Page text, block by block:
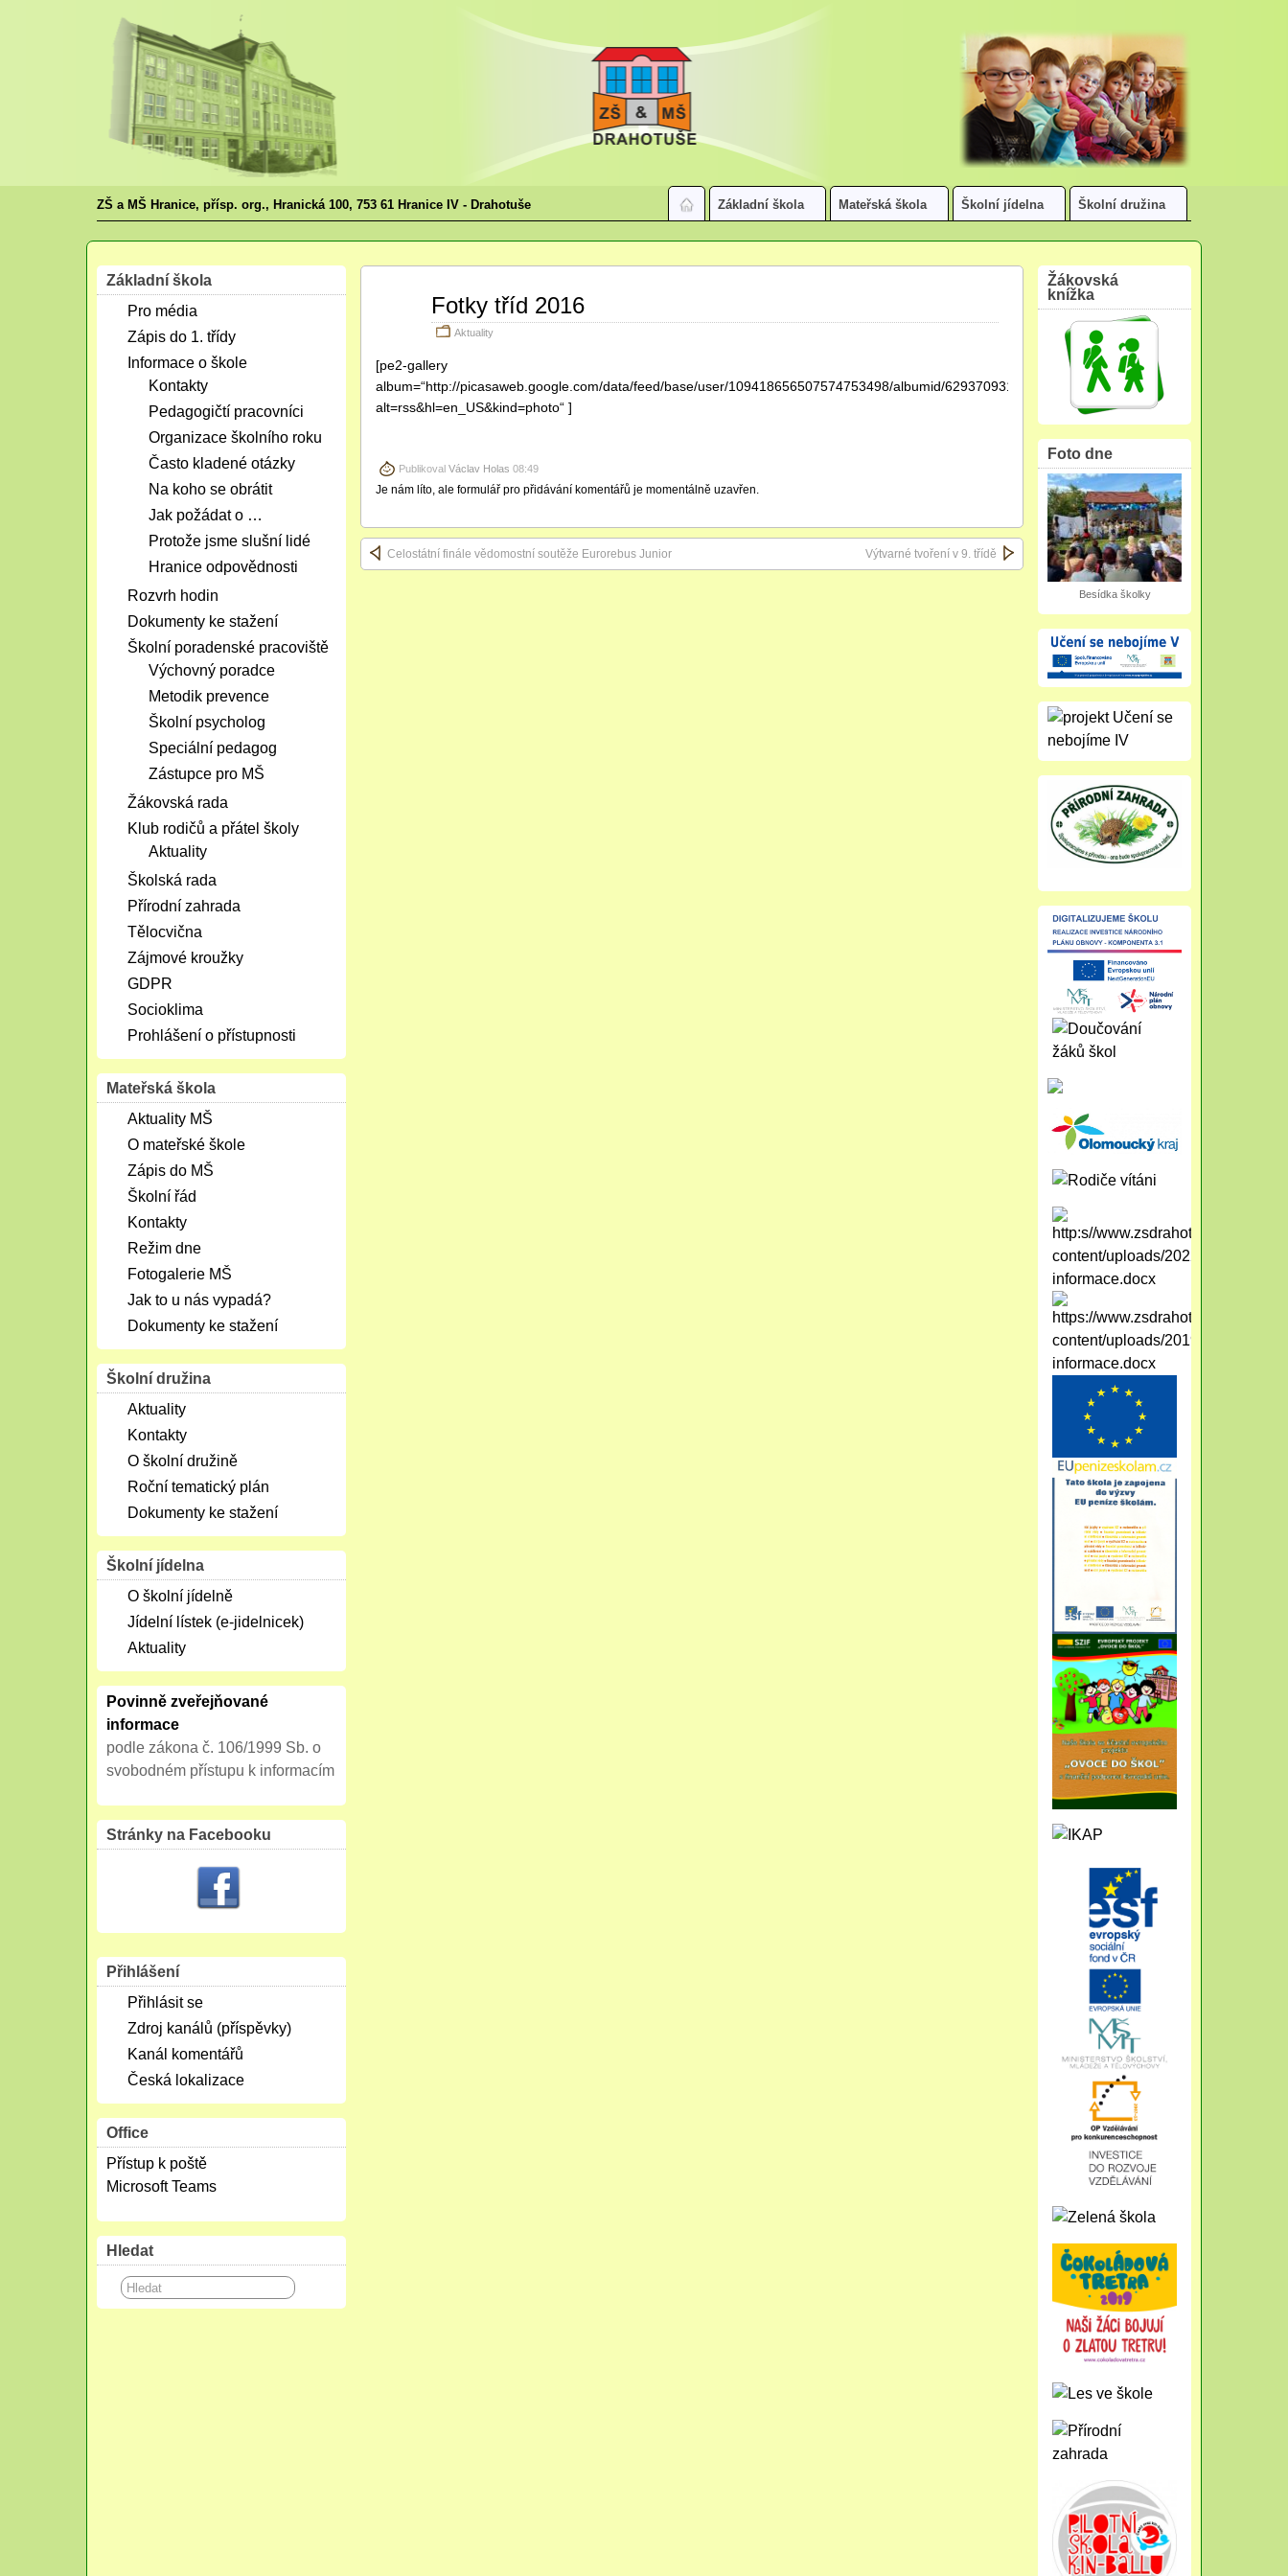
ZŠ a MŠ Hranice, přísp. org., Hranická 100, 753 61 Hranice IV - Drahotuše Základní škola Mateřská škola Školní jídelna Školní družina
Fotky tříd 2016
Aktuality
[pe2-gallery
album=“http://picasaweb.google.com/data/feed/base/user/109418656507574753498/albumid/6293709311188736609?
alt=rss&hl=en_US&kind=photo“ ]
Publikoval Václav Holas 08:49
Je nám líto, ale formulář pro přidávání komentářů je momentálně uzavřen.
Celostátní finále vědomostní soutěže Eurorebus Junior Výtvarné tvoření v 9. třídě
Základní škola
Pro média
Zápis do 1. třídy
Informace o škole
Kontakty
Pedagogičtí pracovníci
Organizace školního roku
Často kladené otázky
Na koho se obrátit
Jak požádat o …
Protože jsme slušní lidé
Hranice odpovědnosti
Rozvrh hodin
Dokumenty ke stažení
Školní poradenské pracoviště
Výchovný poradce
Metodik prevence
Školní psycholog
Speciální pedagog
Zástupce pro MŠ
Žákovská rada
Klub rodičů a přátel školy
Aktuality
Školská rada
Přírodní zahrada
Tělocvična
Zájmové kroužky
GDPR
Socioklima
Prohlášení o přístupnosti
Mateřská škola
Aktuality MŠ
O mateřské škole
Zápis do MŠ
Školní řád
Kontakty
Režim dne
Fotogalerie MŠ
Jak to u nás vypadá?
Dokumenty ke stažení
Školní družina
Aktuality
Kontakty
O školní družině
Roční tematický plán
Dokumenty ke stažení
Školní jídelna
O školní jídelně
Jídelní lístek (e-jidelnicek)
Aktuality
Povinně zveřejňované
informace
podle zákona č. 106/1999 Sb. o
svobodném přístupu k informacím
Stránky na Facebooku
Přihlášení
Přihlásit se
Zdroj kanálů (příspěvky)
Kanál komentářů
Česká lokalizace
Office
Přístup k poště
Microsoft Teams
Hledat
Žákovská
knížka
Foto dne
Besídka školky